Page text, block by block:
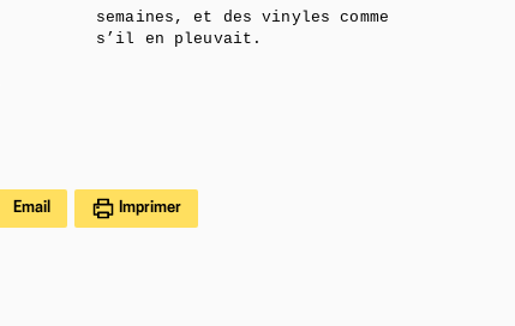
semaines, et des vinyles comme
s’il en pleuvait.
Email Imprimer